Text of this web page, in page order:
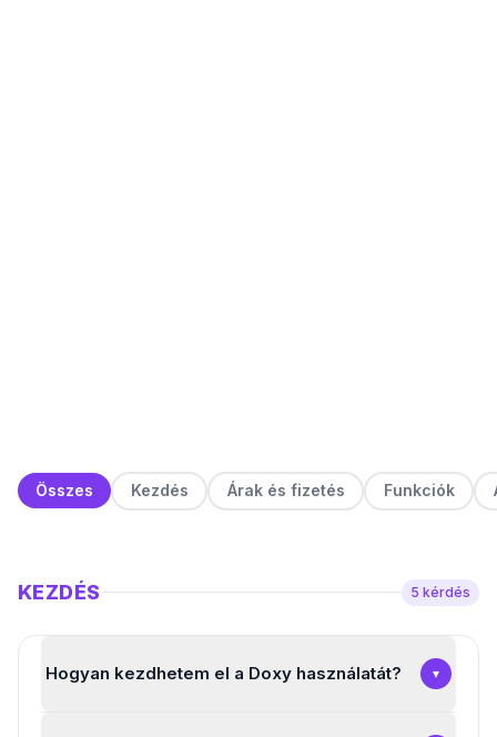
Összes Kezdés Árak és fizetés Funkciók
KEZDÉS 5 kérdés
Hogyan kezdhetem el a Doxy használatát? ▾